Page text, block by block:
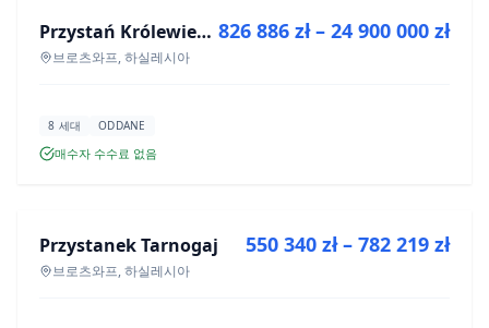
신규 분양 Przystań Królewiecka III- lokale usługowe
브로츠와프, 하실레시아
826 886 zł – 24 900 000 zł
8 세대 ODDANE
매수자 수수료 없음
신규 분양
Przystanek Tarnogaj
브로츠와프, 하실레시아
550 340 zł – 782 219 zł